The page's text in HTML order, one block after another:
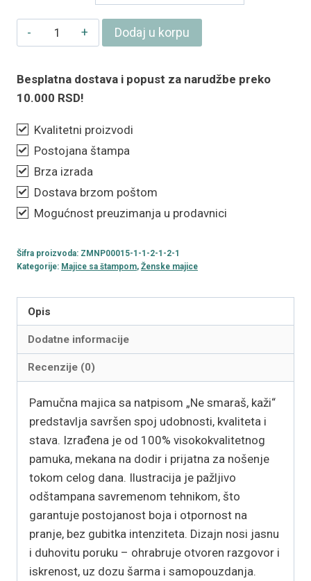
Ženska
majica
smaraš"
količina
Dodaj u korpu
Besplatna dostava i popust za narudžbe preko
10.000 RSD!
Kvalitetni proizvodi
Postojana štampa
Brza izrada
Dostava brzom poštom
Mogućnost preuzimanja u prodavnici
Šifra proizvoda: ZMNP00015-1-1-2-1-2-1
Kategorije: Majice sa štampom, Ženske majice
Opis
Dodatne informacije
Recenzije (0)
Pamučna majica sa natpisom „Ne smaraš, kaži“
predstavlja savršen spoj udobnosti, kvaliteta i
stava. Izrađena je od 100% visokokvalitetnog
pamuka, mekana na dodir i prijatna za nošenje
tokom celog dana. Ilustracija je pažljivo
odštampana savremenom tehnikom, što
garantuje postojanost boja i otpornost na
pranje, bez gubitka intenziteta. Dizajn nosi jasnu
i duhovitu poruku – ohrabruje otvoren razgovor i
iskrenost, uz dozu šarma i samopouzdanja.